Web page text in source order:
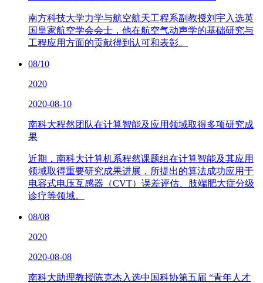
南方科技大学力学与航空航天工程系副教授刘宇入选英
国皇家航空学会会士，他在航空气动声学的基础研究与
工程应用方面的贡献得到认可和表彰。
08/10
2020
2020-08-10
南科大程然团队在计算智能及应用领域取得多项研究成
果
近期，南科大计算机系程然课题组在计算智能及其应用
领域取得重要研究成果进展，所提出的算法成功应用于
电容式电压互感器（CVT）误差评估、肢端肥大症分级
诊疗等领域。
08/08
2020
2020-08-08
南科大助理教授陈克杰入选中国科协第五届 “青年人才